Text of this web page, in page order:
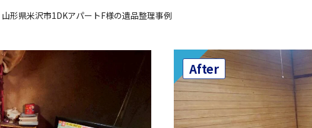
山形県米沢市1DKアパートF様の遺品整理事例
After